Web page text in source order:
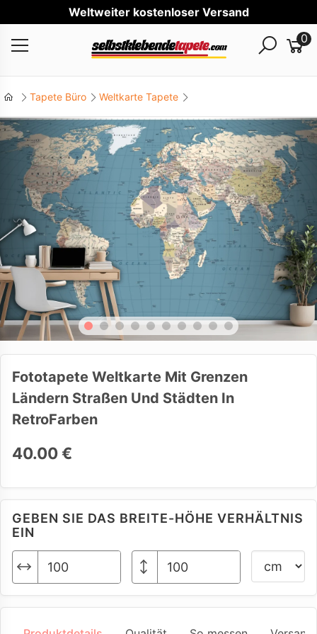
Welt
0
Tapete Büro Weltkarte Tapete
Fototapete Weltkarte Mit Grenzen
Ländern Straßen Und Städten In
RetroFarben
40.00 €
GEBEN SIE DAS BREITE-HÖHE VERHÄLTNIS
EIN